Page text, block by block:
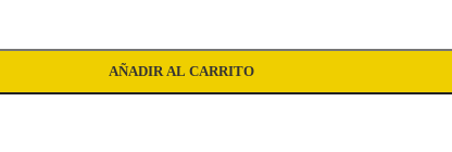
cantidad
AÑADIR AL CARRITO